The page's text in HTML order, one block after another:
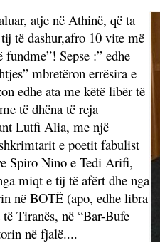
atje në Athinë, që ta
të dashur,afro 10 vite më
Sepse :” edhe
mbretëron errësira e
edhe ata me këtë libër të
të dhëna të reja
Lutfi Alia, me një
e poetit fabulist
Spiro Nino e Tedi Arifi,
miqt e tij të afërt dhe nga
në BOTË (apo, edhe libra
Tiranës, në “Bar-Bufe
në fjalë....